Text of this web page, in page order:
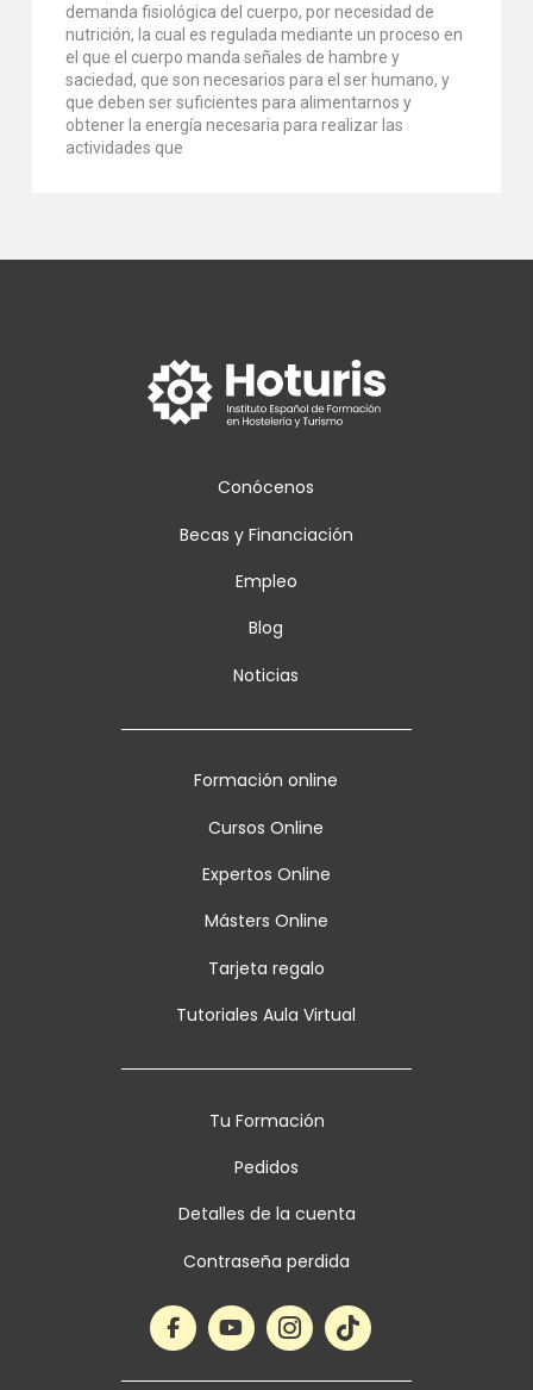
demanda fisiológica del cuerpo, por necesidad de
nutrición, la cual es regulada mediante un proceso en
el que el cuerpo manda señales de hambre y
saciedad, que son necesarios para el ser humano, y
que deben ser suficientes para alimentarnos y
obtener la energía necesaria para realizar las
actividades que
Conócenos
Becas y Financiación
Empleo
Blog
Noticias
Formación online
Cursos Online
Expertos Online
Másters Online
Tarjeta regalo
Tutoriales Aula Virtual
Tu Formación
Pedidos
Detalles de la cuenta
Contraseña perdida